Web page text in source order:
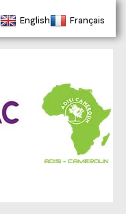
English Français